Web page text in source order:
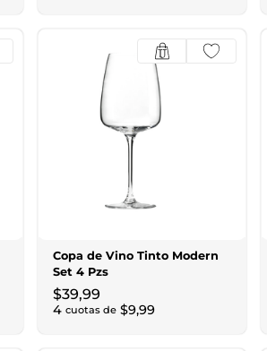
Copa de Vino Tinto Modern
Set 4 Pzs
$39,99
4 cuotas de $9,99